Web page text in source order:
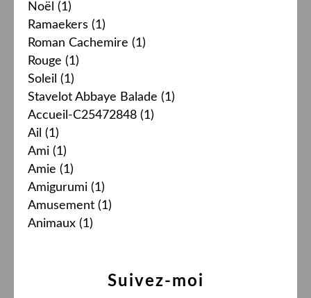
Noël (1)
Ramaekers (1)
Roman Cachemire (1)
Rouge (1)
Soleil (1)
Stavelot Abbaye Balade (1)
Accueil-C25472848 (1)
Ail (1)
Ami (1)
Amie (1)
Amigurumi (1)
Amusement (1)
Animaux (1)
Suivez-moi